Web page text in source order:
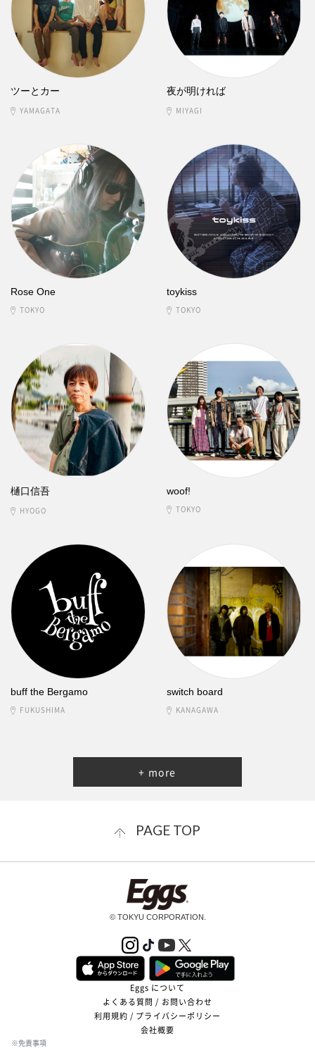
ツーとカー
YAMAGATA
夜が明ければ
MIYAGI
Rose One
TOKYO
toykiss
TOKYO
樋口信吾
HYOGO
woof!
TOKYO
buff the Bergamo
FUKUSHIMA
switch board
KANAGAWA
+ more
PAGE TOP
© TOKYU CORPORATION.
Eggs について
よくある質問 / お問い合わせ
利用規約 / プライバシーポリシー
会社概要
※免責事項